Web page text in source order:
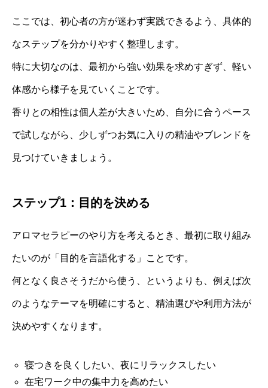
ここでは、初心者の方が迷わず実践できるよう、具体的
なステップを分かりやすく整理します。
特に大切なのは、最初から強い効果を求めすぎず、軽い
体感から様子を見ていくことです。
香りとの相性は個人差が大きいため、自分に合うペース
で試しながら、少しずつお気に入りの精油やブレンドを
見つけていきましょう。
ステップ1：目的を決める
アロマセラピーのやり方を考えるとき、最初に取り組み
たいのが「目的を言語化する」ことです。
何となく良さそうだから使う、というよりも、例えば次
のようなテーマを明確にすると、精油選びや利用方法が
決めやすくなります。
寝つきを良くしたい、夜にリラックスしたい
在宅ワーク中の集中力を高めたい